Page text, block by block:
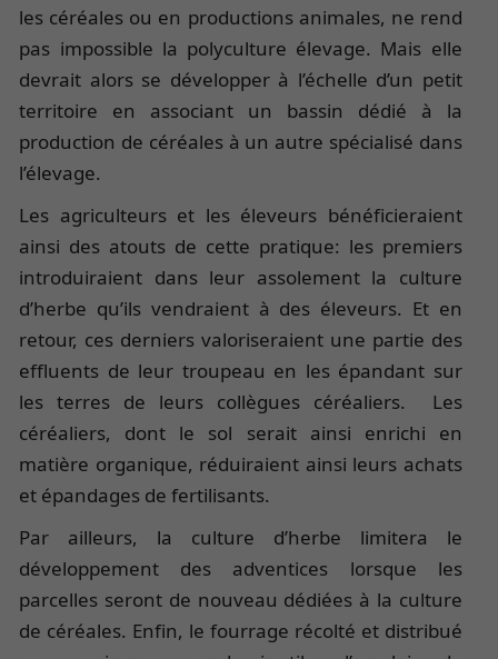
les céréales ou en productions animales, ne rend
pas impossible la polyculture élevage. Mais elle
devrait alors se développer à l’échelle d’un petit
territoire en associant un bassin dédié à la
production de céréales à un autre spécialisé dans
l’élevage.
Les agriculteurs et les éleveurs bénéficieraient
ainsi des atouts de cette pratique: les premiers
introduiraient dans leur assolement la culture
d’herbe qu’ils vendraient à des éleveurs. Et en
retour, ces derniers valoriseraient une partie des
effluents de leur troupeau en les épandant sur
les terres de leurs collègues céréaliers. Les
céréaliers, dont le sol serait ainsi enrichi en
matière organique, réduiraient ainsi leurs achats
et épandages de fertilisants.
Par ailleurs, la culture d’herbe limitera le
développement des adventices lorsque les
parcelles seront de nouveau dédiées à la culture
de céréales. Enfin, le fourrage récolté et distribué